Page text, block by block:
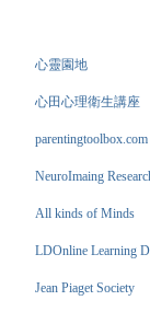
心靈園地
心田心理衛生講座
parentingtoolbox.com
NeuroImaing
All kinds of Minds
LDOnline Learning
Jean Piaget Society